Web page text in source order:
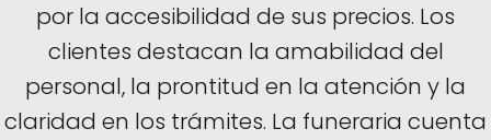
por la accesibilidad de sus precios. Los
clientes destacan la amabilidad del
personal, la prontitud en la atención y la
claridad en los trámites. La funeraria cuenta